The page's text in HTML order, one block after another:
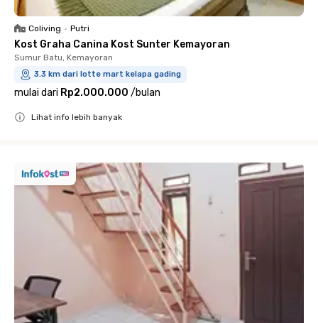
Coliving • Putri
Kost Graha Canina Kost Sunter Kemayoran
Sumur Batu, Kemayoran
3.3 km dari lotte mart kelapa gading
mulai dari Rp2.000.000 /bulan
Lihat info lebih banyak